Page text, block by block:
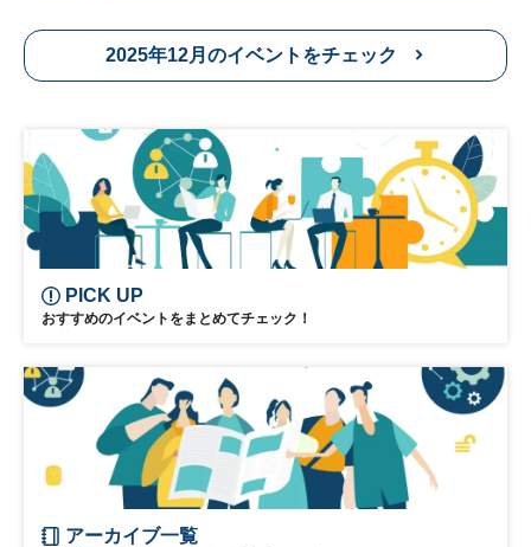
2025年12月のイベントをチェック
PICK UP
おすすめのイベントをまとめてチェック！
アーカイブ一覧